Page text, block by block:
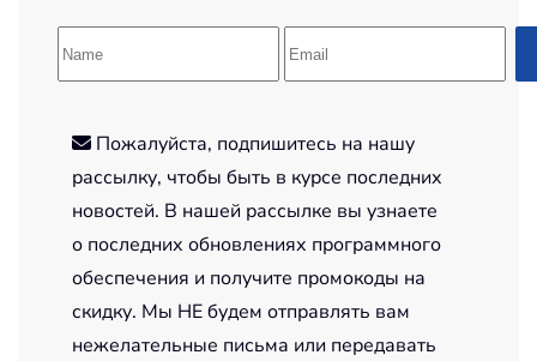
Пожалуйста, подпишитесь на нашу
рассылку, чтобы быть в курсе последних
новостей. В нашей рассылке вы узнаете
о последних обновлениях программного
обеспечения и получите промокоды на
скидку. Мы НЕ будем отправлять вам
нежелательные письма или передавать